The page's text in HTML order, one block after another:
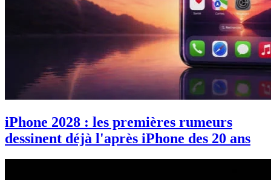
iPhone 2028 : les premières rumeurs
dessinent déjà l'après iPhone des 20 ans